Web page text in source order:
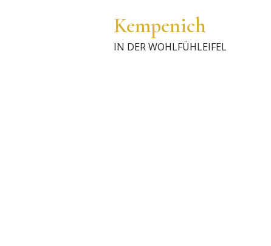
Kempenich
IN DER WOHLFÜHLEIFEL